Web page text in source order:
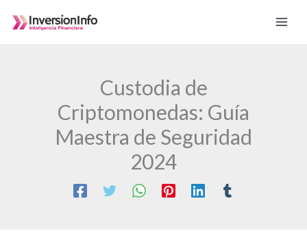
Custodia de
Criptomonedas: Guía
Maestra de Seguridad
2024